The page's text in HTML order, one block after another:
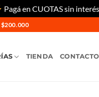
Pagá en CUOTAS sin
$200.000
TIENDA CONTACTO